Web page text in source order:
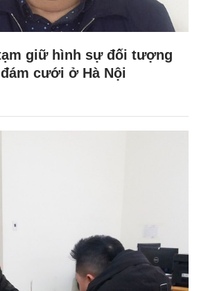
giữ hình sự đối tượng
cưới ở Hà Nội